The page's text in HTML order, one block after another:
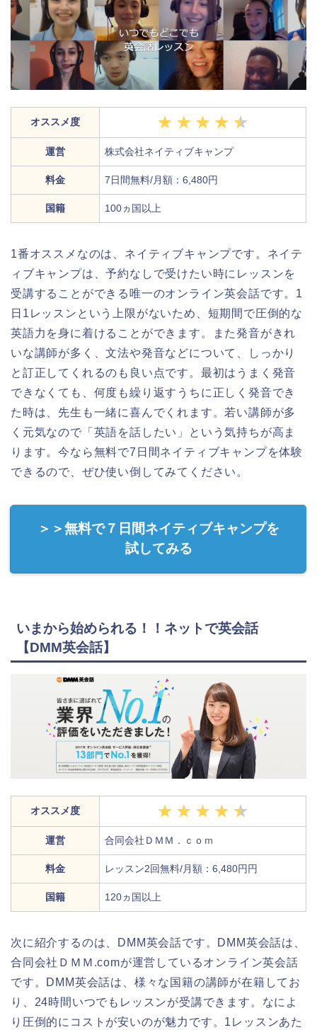
オススメ度
運営 株式会社ネイティブキャンプ
料金 7日間無料/月額：6,480円
国籍 100ヵ国以上
1番オススメなのは、ネイティブキャンプです。ネイテ
ィブキャンプは、予約なしで受けたい時にレッスンを
受講することができる唯一のオンライン英会話です。1
日1レッスンという上限がないため、短期間で圧倒的な
英語力を身に着けることができます。また発音がきれ
いな講師が多く、文法や発音などについて、しっかり
と訂正してくれるのも良い点です。最初はうまく発音
できなくても、何度も繰り返すうちに正しく発音でき
た時は、先生も一緒に喜んでくれます。若い講師が多
く元気なので「英語を話したい」という気持ちが高ま
ります。今なら無料で7日間ネイティブキャンプを体験
できるので、ぜひ使い倒してみてください。
＞＞無料で７日間ネイティブキャンプを
試してみる
いまから始められる！！ネットで英会話
【DMM英会話】
オススメ度
運営 合同会社ＤＭＭ．ｃｏｍ
料金 レッスン2回無料/月額：6,480円円
国籍 120ヵ国以上
次に紹介するのは、DMM英会話です。DMM英会話は、
合同会社ＤＭＭ.comが運営しているオンライン英会話
です。DMM英会話は、様々な国籍の講師が在籍してお
り、24時間いつでもレッスンが受講できます。なによ
り圧倒的にコストが安いのが魅力です。1レッスンあた